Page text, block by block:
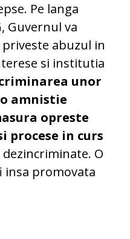
Pe langa
Guvernul va
abuzul in
si institutia
unor
amnistie
opreste
procese in curs
O
insa promovata